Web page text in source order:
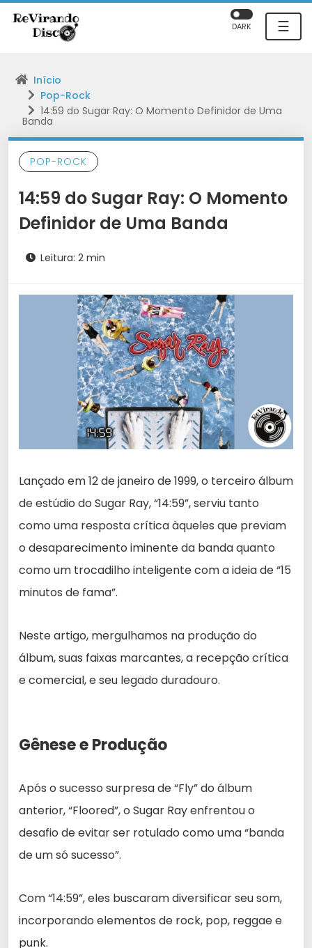
☰
DARK
Início
Pop-Rock
14:59 do Sugar Ray: O Momento Definidor de Uma
Banda
POP-ROCK
14:59 do Sugar Ray: O Momento
Definidor de Uma Banda
Leitura: 2 min
Lançado em 12 de janeiro de 1999, o terceiro álbum
de estúdio do Sugar Ray, “14:59”, serviu tanto
como uma resposta crítica àqueles que previam
o desaparecimento iminente da banda quanto
como um trocadilho inteligente com a ideia de “15
minutos de fama”.
Neste artigo, mergulhamos na produção do
álbum, suas faixas marcantes, a recepção crítica
e comercial, e seu legado duradouro.
Gênese e Produção
Após o sucesso surpresa de “Fly” do álbum
anterior, “Floored”, o Sugar Ray enfrentou o
desafio de evitar ser rotulado como uma “banda
de um só sucesso”.
Com “14:59”, eles buscaram diversificar seu som,
incorporando elementos de rock, pop, reggae e
punk.